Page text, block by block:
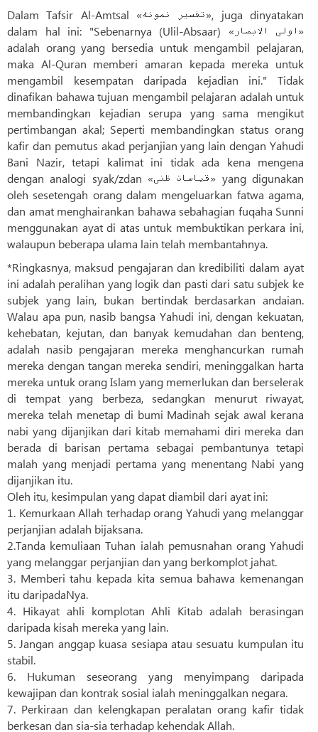
Dalam Tafsir Al-Amtsal «تفسیر نمونه», juga dinyatakan
dalam hal ini: "Sebenarnya (Ulil-Absaar) «اولى الابصار»
adalah orang yang bersedia untuk mengambil pelajaran,
maka Al-Quran memberi amaran kepada mereka untuk
mengambil kesempatan daripada kejadian ini." Tidak
dinafikan bahawa tujuan mengambil pelajaran adalah untuk
membandingkan kejadian serupa yang sama mengikut
pertimbangan akal; Seperti membandingkan status orang
kafir dan pemutus akad perjanjian yang lain dengan Yahudi
Bani Nazir, tetapi kalimat ini tidak ada kena mengena
dengan analogi syak/zdan «قیاسات ظنى» yang digunakan
oleh sesetengah orang dalam mengeluarkan fatwa agama,
dan amat menghairankan bahawa sebahagian fuqaha Sunni
menggunakan ayat di atas untuk membuktikan perkara ini,
walaupun beberapa ulama lain telah membantahnya.
*Ringkasnya, maksud pengajaran dan kredibiliti dalam ayat
ini adalah peralihan yang logik dan pasti dari satu subjek ke
subjek yang lain, bukan bertindak berdasarkan andaian.
Walau apa pun, nasib bangsa Yahudi ini, dengan kekuatan,
kehebatan, kejutan, dan banyak kemudahan dan benteng,
adalah nasib pengajaran mereka menghancurkan rumah
mereka dengan tangan mereka sendiri, meninggalkan harta
mereka untuk orang Islam yang memerlukan dan berselerak
di tempat yang berbeza, sedangkan menurut riwayat,
mereka telah menetap di bumi Madinah sejak awal kerana
nabi yang dijanjikan dari kitab memahami diri mereka dan
berada di barisan pertama sebagai pembantunya tetapi
malah yang menjadi pertama yang menentang Nabi yang
dijanjikan itu.
Oleh itu, kesimpulan yang dapat diambil dari ayat ini:
1. Kemurkaan Allah terhadap orang Yahudi yang melanggar
perjanjian adalah bijaksana.
2.Tanda kemuliaan Tuhan ialah pemusnahan orang Yahudi
yang melanggar perjanjian dan yang berkomplot jahat.
3. Memberi tahu kepada kita semua bahawa kemenangan
itu daripadaNya.
4. Hikayat ahli komplotan Ahli Kitab adalah berasingan
daripada kisah mereka yang lain.
5. Jangan anggap kuasa sesiapa atau sesuatu kumpulan itu
stabil.
6. Hukuman seseorang yang menyimpang daripada
kewajipan dan kontrak sosial ialah meninggalkan negara.
7. Perkiraan dan kelengkapan peralatan orang kafir tidak
berkesan dan sia-sia terhadap kehendak Allah.